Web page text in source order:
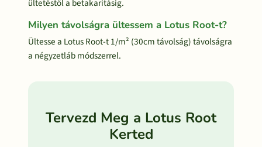
ültetéstől a betakarításig.
Milyen távolságra ültessem a Lotus Root-t?
Ültesse a Lotus Root-t 1/m² (30cm távolság) távolságra
a négyzetláb módszerrel.
Tervezd Meg a Lotus Root
Kerted